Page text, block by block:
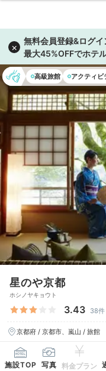
高級旅館 アクティビ
星のや京都
ホシノヤキョウト
3.43 38件
京都府 / 京都市、嵐山 / 旅館
施設TOP 写真 料金プラン